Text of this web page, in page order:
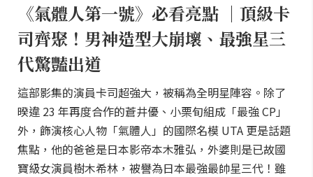
《氣體人第一號》必看亮點 ｜頂級卡
司齊聚！男神造型大崩壞、最強星三
代驚豔出道
這部影集的演員卡司超強大，被稱為全明星陣容。除了
暌違 23 年再度合作的蒼井優、小栗旬組成「最強 CP」
外，飾演核心人物「氣體人」的國際名模 UTA 更是話題
焦點，他的爸爸是日本影帝本木雅弘，外婆則是已故國
寶級女演員樹木希林，被譽為日本最強最帥星三代！雖